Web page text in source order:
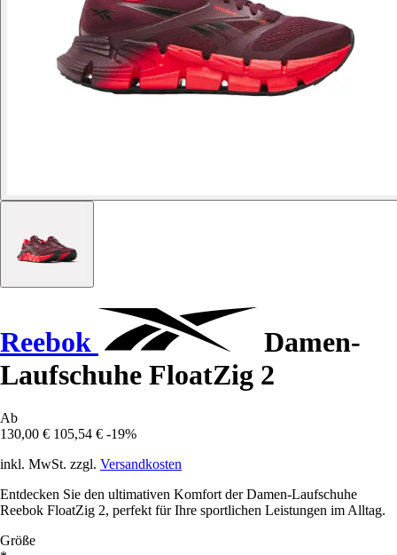
Reebok
Damen-
Laufschuhe FloatZig 2
Ab
130,00 € 105,54 € -19%
inkl. MwSt. zzgl. Versandkosten
Entdecken Sie den ultimativen Komfort der Damen-Laufschuhe
Reebok FloatZig 2, perfekt für Ihre sportlichen Leistungen im Alltag.
Größe